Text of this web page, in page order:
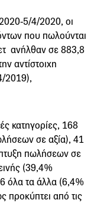
5/4/2020, οι
που πωλούνται
ανήλθαν σε 883,8
αντίστοιχη
2019),
κατηγορίες, 168
σε αξία), 41
πωλήσεων σε
(39,4%
όλα τα άλλα (6,4%
από τις